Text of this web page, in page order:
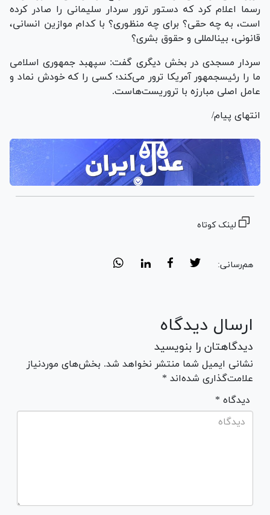
رسما اعلام کرد که دستور ترور سردار سلیمانی را صادر کرده
است، به چه حقی؟ برای چه منظوری؟ با کدام موازین انسانی،
قانونی، بین‎المللی و حقوق بشری؟
سردار مسجدی در بخش دیگری گفت: سپهبد جمهوری اسلامی
ما را رئیس‎جمهور آمریکا ترور می‌کند؛ کسی را که خودش نماد و
عامل اصلی مبارزه با تروریست‌هاست.
انتهای پیام/
لینک کوتاه
هم‌رسانی:
ارسال دیدگاه
دیدگاهتان را بنویسید
نشانی ایمیل شما منتشر نخواهد شد. بخش‌های موردنیاز
علامت‌گذاری شده‌اند *
* دیدگاه